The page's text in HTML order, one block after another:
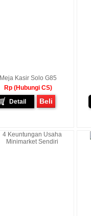
Meja Kasir Solo G85
Rp (Hubungi CS)
Detail
Beli